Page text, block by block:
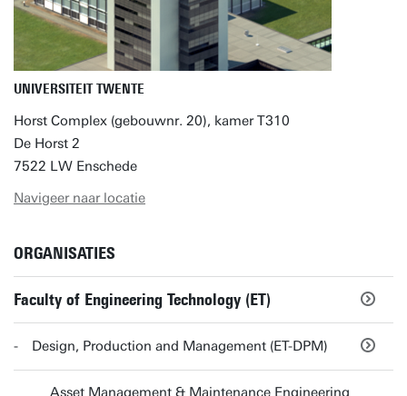
UNIVERSITEIT TWENTE
Horst Complex (gebouwnr. 20), kamer T310
De Horst 2
7522 LW Enschede
Navigeer naar locatie
ORGANISATIES
Faculty of Engineering Technology (ET)
Design, Production and Management (ET-DPM)
Asset Management & Maintenance Engineering